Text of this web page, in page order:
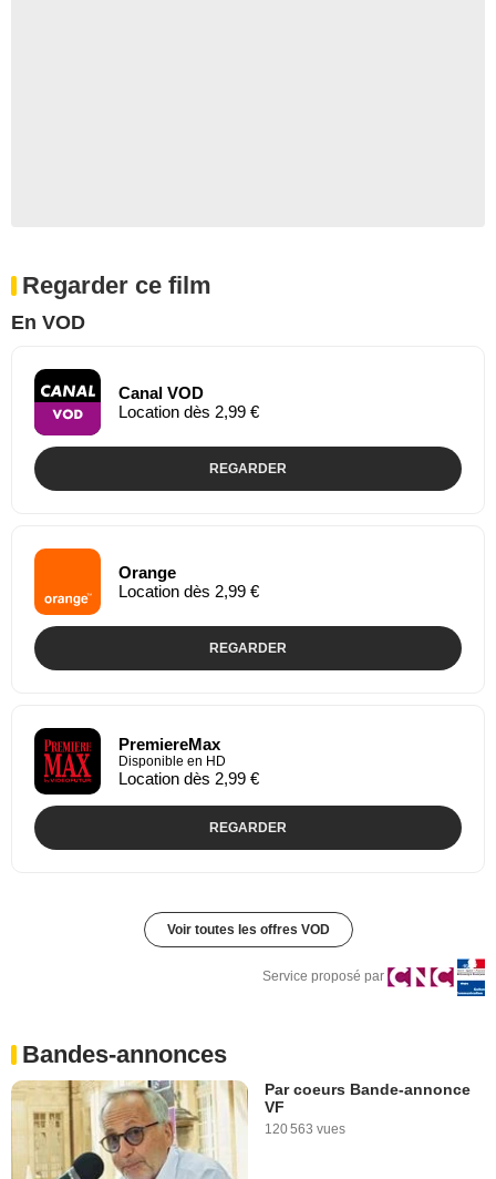
Regarder ce film
En VOD
Canal VOD
Location dès 2,99 €
REGARDER
Orange
Location dès 2,99 €
REGARDER
PremiereMax
Disponible en HD
Location dès 2,99 €
REGARDER
Voir toutes les offres VOD
Service proposé par
Bandes-annonces
Par coeurs Bande-annonce
VF
120 563 vues